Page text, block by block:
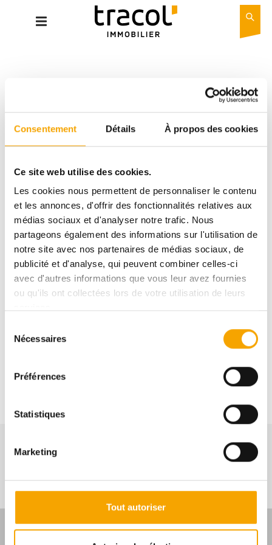
Consentement Détails À propos des cookies
Ce site web utilise des cookies.
Les cookies nous permettent de personnaliser le contenu
et les annonces, d'offrir des fonctionnalités relatives aux
médias sociaux et d'analyser notre trafic. Nous
partageons également des informations sur l'utilisation de
notre site avec nos partenaires de médias sociaux, de
publicité et d'analyse, qui peuvent combiner celles-ci
avec d'autres informations que vous leur avez fournies
ou qu'ils ont collectées lors de votre utilisation de leurs
Nécessaires
Préférences
Statistiques
Marketing
Tout autoriser
DESCRIPTIF
tard
NOS BIENS SIMILAIRES